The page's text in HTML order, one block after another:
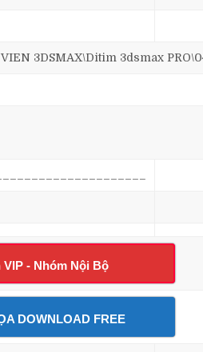
3DSMAX\Ditim 3dsmax
- Nhóm Nội Bộ
DOWNLOAD FREE